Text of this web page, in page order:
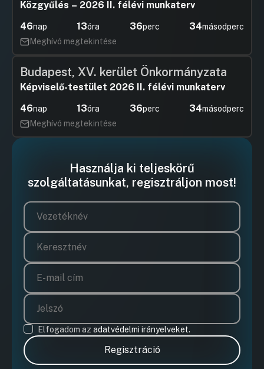
Közgyűlés – 2026 II. félévi munkaterv
46nap 13óra 36perc 34másodperc
Meghívó megtekintése
Budapest, XV. kerület Önkormányzata
Képviselő-testület 2026 II. félévi munkaterv
46nap 13óra 36perc 34másodperc
Meghívó megtekintése
Használja ki teljeskörű
szolgáltatásunkat, regisztráljon most!
Elfogadom az adatvédelmi irányelveket.
Regisztráció